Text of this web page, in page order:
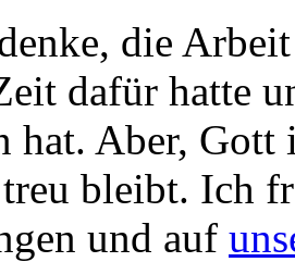
die
dafür hatte
hat. Aber, Gott
bleibt. Ich
und auf